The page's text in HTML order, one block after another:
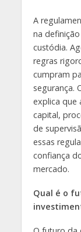
A
na
custódia.
regras
cumpram
segurança.
explica que
capital,
de
essas
confiança
mercado.
Qual é o